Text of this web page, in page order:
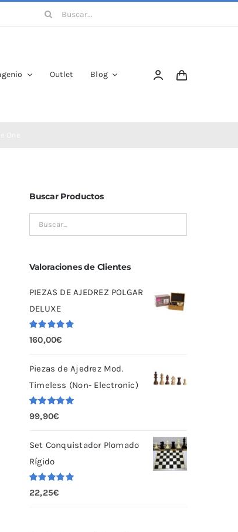
Buscar:
Outlet Blog
Buscar Productos
Valoraciones de Clientes
PIEZAS DE AJEDREZ POLGAR
DELUXE
Valorado
con 5.00
160,00€
Piezas de Ajedrez Mod.
Timeless (Non- Electronic)
Valorado
con 5.00
99,90€
Set Conquistador Plomado
Rígido
Valorado
con
5.00
22,25€